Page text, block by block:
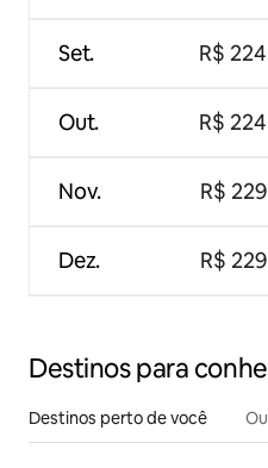
Set.
Out.
Nov.
Dez.
R$ 224
R$ 224
R$ 229
R$ 229
Destinos para
Destinos perto de você